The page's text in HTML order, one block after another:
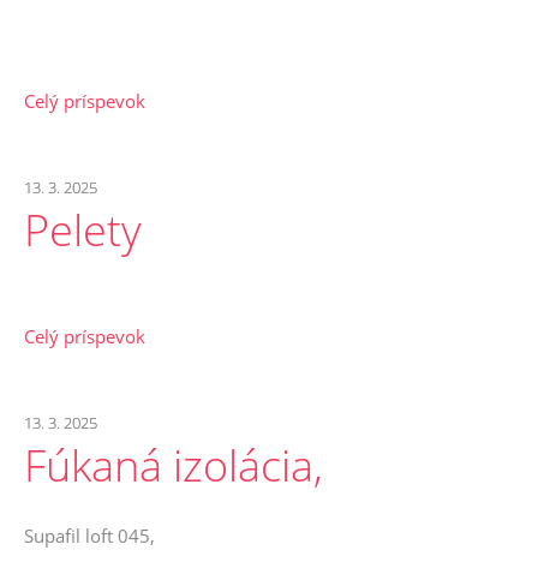
Celý príspevok
13. 3. 2025
Pelety
Celý príspevok
13. 3. 2025
Fúkaná izolácia,
Supafil loft 045,